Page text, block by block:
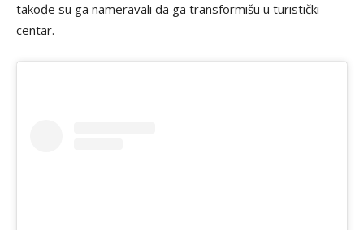
takođe su ga nameravali da ga transformišu u turistički
centar.